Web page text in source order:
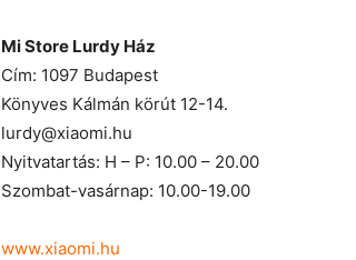
Mi Store Lurdy Ház
Cím: 1097 Budapest
Könyves Kálmán körút 12-14.
lurdy@xiaomi.hu
Nyitvatartás: H – P: 10.00 – 20.00
Szombat-vasárnap: 10.00-19.00
www.xiaomi.hu